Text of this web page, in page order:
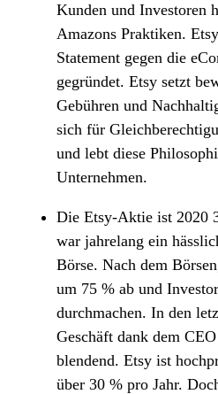
Kunden und Investoren
Amazons Praktiken.
Statement gegen die
gegründet. Etsy setzt
Gebühren und
sich für
und lebt diese
Unternehmen.
Die Etsy-Aktie ist 2020
war jahrelang ein
Börse. Nach dem
um 75 % ab und
durchmachen. In den
Geschäft dank dem
blendend. Etsy ist
über 30 % pro Jahr.